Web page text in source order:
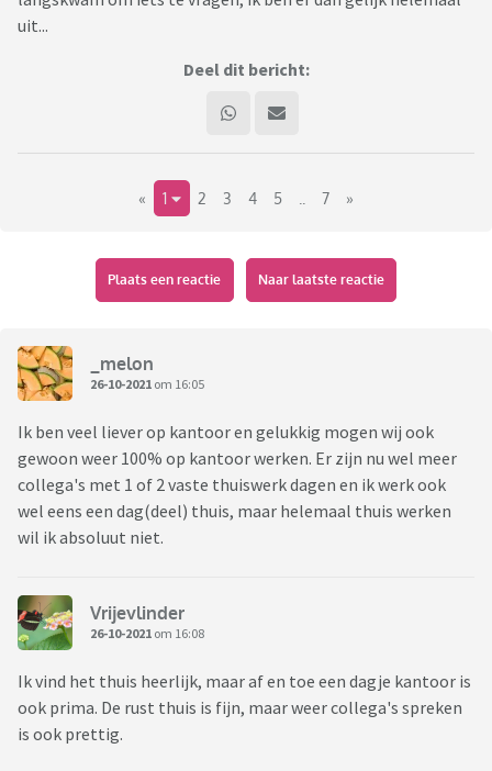
uit...
Deel dit bericht:
« 1 2 3 4 5 7 »
Plaats een reactie Naar laatste reactie
_melon
26-10-2021 om 16:05
Ik ben veel liever op kantoor en gelukkig mogen wij ook
gewoon weer 100% op kantoor werken. Er zijn nu wel meer
collega's met 1 of 2 vaste thuiswerk dagen en ik werk ook
wel eens een dag(deel) thuis, maar helemaal thuis werken
wil ik absoluut niet.
Vrijevlinder
26-10-2021 om 16:08
Ik vind het thuis heerlijk, maar af en toe een dagje kantoor is
ook prima. De rust thuis is fijn, maar weer collega's spreken
is ook prettig.